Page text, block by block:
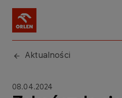
Aktualności
08.04.2024